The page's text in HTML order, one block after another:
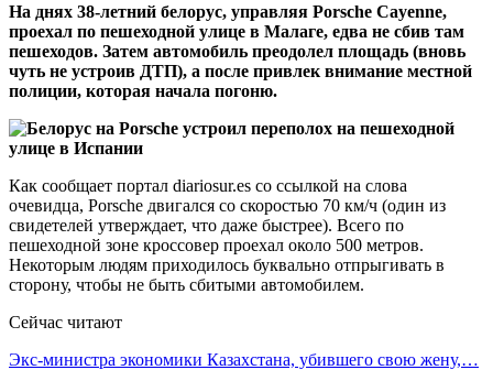
На днях 38-летний белорус, управляя Porsche Cayenne,
проехал по пешеходной улице в Малаге, едва не сбив там
пешеходов. Затем автомобиль преодолел площадь (вновь
чуть не устроив ДТП), а после привлек внимание местной
полиции, которая начала погоню.
Как сообщает портал diariosur.es со ссылкой на слова
очевидца, Porsche двигался со скоростью 70 км/ч (один из
свидетелей утверждает, что даже быстрее). Всего по
пешеходной зоне кроссовер проехал около 500 метров.
Некоторым людям приходилось буквально отпрыгивать в
сторону, чтобы не быть сбитыми автомобилем.
Сейчас читают
Экс-министра экономики Казахстана, убившего свою жену,…